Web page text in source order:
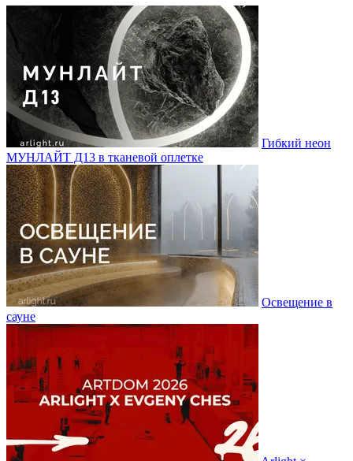
Гибкий неон
МУНЛАЙТ Д13 в тканевой оплетке
Освещение в
сауне